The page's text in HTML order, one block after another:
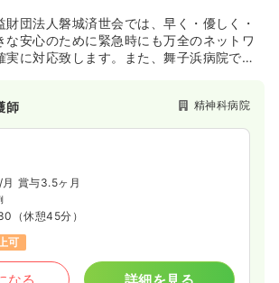
財団法人磐城済世会では、早く・優しく・
な安心のために緊急時にも万全のネットワ
実に対応致します。また、舞子浜病院では3
師 精神科病院
/月 賞与3.5ヶ月
（休憩45分）
可
なる 詳細を見る